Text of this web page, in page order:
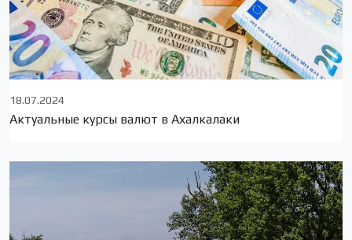
18.07.2024
Актуальные курсы валют в Ахалкалаки